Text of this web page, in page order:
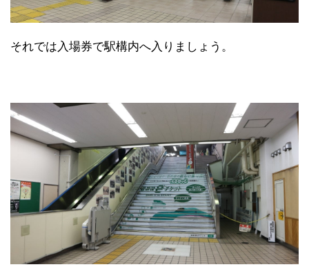
それでは入場券で駅構内へ入りましょう。